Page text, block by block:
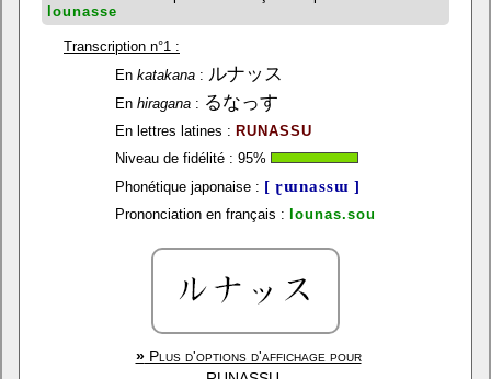
lounasse
Transcription n°1 :
En katakana : ルナッス
En hiragana : るなっす
En lettres latines : RUNASSU
Niveau de fidélité : 95%
Phonétique japonaise : [ ɽɯnassɯ ]
Prononciation en français : lounas.sou
»Plus d'options d'affichage pour